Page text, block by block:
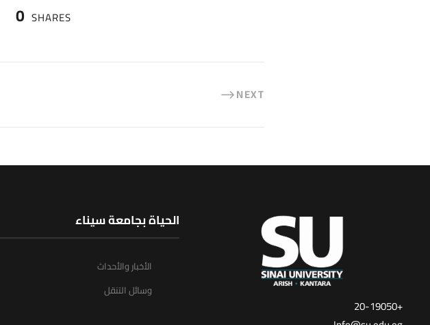
0 SHARES
NEXT
+20-19050
الحياة بجامعة سيناء
الأخبار والأحداث
وسائل التنقل